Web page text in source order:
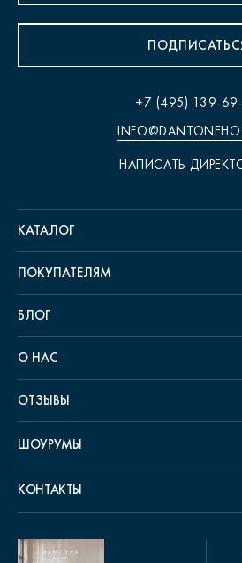
+7 (495) 139-
НАПИСАТЬ
КАТАЛОГ
ПОКУПАТЕЛЯМ
БЛОГ
О НАС
ОТЗЫВЫ
ШОУРУМЫ
КОНТАКТЫ